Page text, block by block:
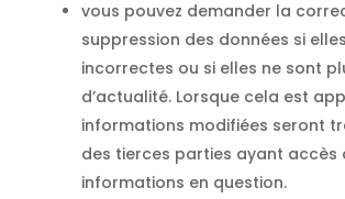
vous pouvez demander la
suppression des données si
incorrectes ou si elles ne sont
d’actualité. Lorsque cela est
informations modifiées seront
des tierces parties ayant accès
informations en question.